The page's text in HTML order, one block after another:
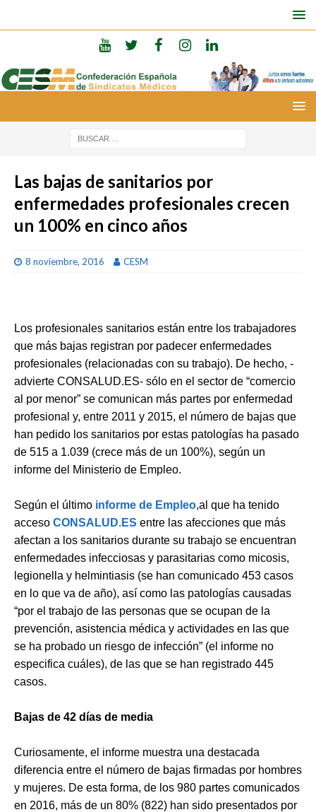
Las bajas de sanitarios por
enfermedades profesionales crecen
un 100% en cinco años
8 noviembre, 2016 CESM
Los profesionales sanitarios están entre los trabajadores
que más bajas registran por padecer enfermedades
profesionales (relacionadas con su trabajo). De hecho, -
advierte CONSALUD.ES- sólo en el sector de “comercio
al por menor” se comunican más partes por enfermedad
profesional y, entre 2011 y 2015, el número de bajas que
han pedido los sanitarios por estas patologías ha pasado
de 515 a 1.039 (crece más de un 100%), según un
informe del Ministerio de Empleo.
Según el último informe de Empleo,al que ha tenido
acceso CONSALUD.ES entre las afecciones que más
afectan a los sanitarios durante su trabajo se encuentran
enfermedades infecciosas y parasitarias como micosis,
legionella y helmintiasis (se han comunicado 453 casos
en lo que va de año), así como las patologías causadas
“por el trabajo de las personas que se ocupan de la
prevención, asistencia médica y actividades en las que
se ha probado un riesgo de infección” (el informe no
especifica cuáles), de las que se han registrado 445
casos.
Bajas de 42 días de media
Curiosamente, el informe muestra una destacada
diferencia entre el número de bajas firmadas por hombres
y mujeres. De esta forma, de los 980 partes comunicados
en 2016, más de un 80% (822) han sido presentados por